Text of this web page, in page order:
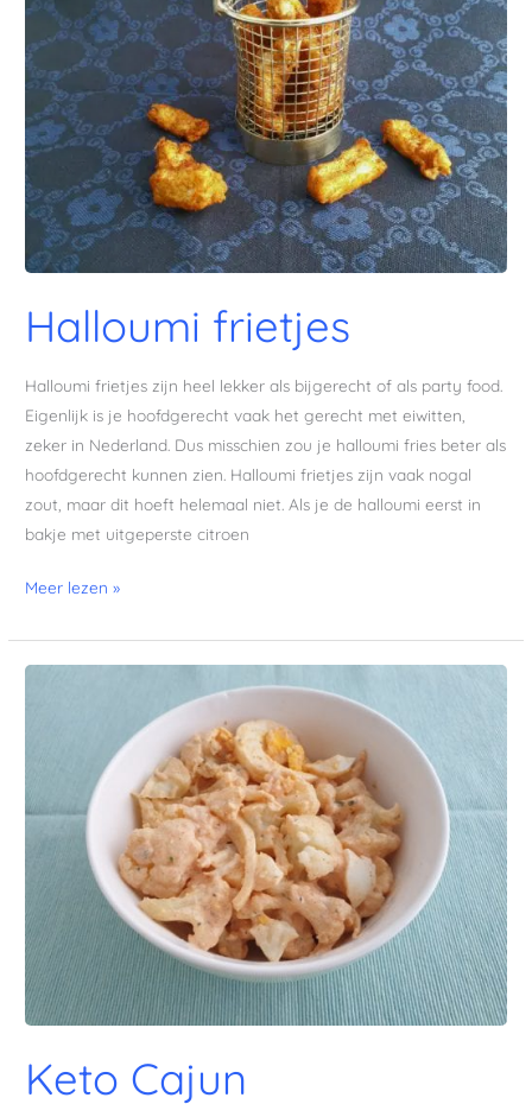
Halloumi frietjes
Halloumi frietjes zijn heel lekker als bijgerecht of als party food.
Eigenlijk is je hoofdgerecht vaak het gerecht met eiwitten,
zeker in Nederland. Dus misschien zou je halloumi fries beter als
hoofdgerecht kunnen zien. Halloumi frietjes zijn vaak nogal
zout, maar dit hoeft helemaal niet. Als je de halloumi eerst in
bakje met uitgeperste citroen
Meer lezen »
Keto Cajun
aardappelsalade